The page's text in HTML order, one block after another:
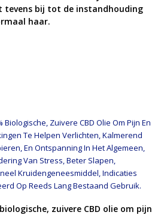
tevens bij tot de instandhouding
haar.
KOOP PRODUCT
zuivere CBD olie om pijn